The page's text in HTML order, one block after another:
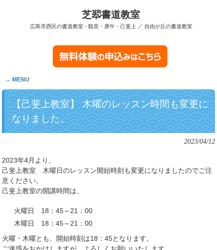
芝翆書道教室
広島市西区の書道教室 - 観音・庚午・己斐上 ／ 自由が丘の書道教室
MENU
【己斐上教室】 木曜のレッスン時間も変更に
なりました。
2023/04/12
2023年4月より、
己斐上教室 木曜日のレッスン開始時刻も変更になりましたのでご注
意ください。
己斐上教室の開講時間は、
火曜日 18：45～21：00
木曜日 18：45～21：00
火曜・木曜とも、開始時刻は18：45となります。